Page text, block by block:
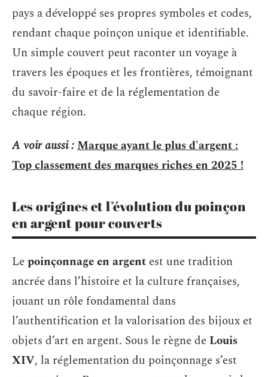
pays a développé ses propres symboles et codes,
rendant chaque poinçon unique et identifiable.
Un simple couvert peut raconter un voyage à
travers les époques et les frontières, témoignant
du savoir-faire et de la réglementation de
chaque région.
A voir aussi :Marque ayant le plus d'argent :
Top classement des marques riches en 2025 !
Les origines et l’évolution du poinçon
en argent pour couverts
Lepoinçonnage en argent est une tradition
ancrée dans l’histoire et la culture françaises,
jouant un rôle fondamental dans
l’authentification et la valorisation des bijoux et
objets d’art en argent. Sous le règne de Louis
XIV, la réglementation du poinçonnage s’est